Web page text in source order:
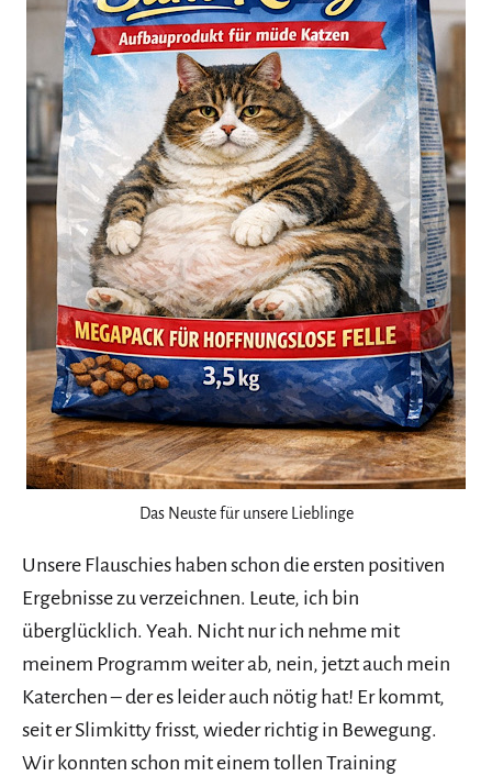
Das Neuste für unsere Lieblinge
Unsere Flauschies haben schon die ersten positiven
Ergebnisse zu verzeichnen. Leute, ich bin
überglücklich. Yeah. Nicht nur ich nehme mit
meinem Programm weiter ab, nein, jetzt auch mein
Katerchen – der es leider auch nötig hat! Er kommt,
seit er Slimkitty frisst, wieder richtig in Bewegung.
Wir konnten schon mit einem tollen Training